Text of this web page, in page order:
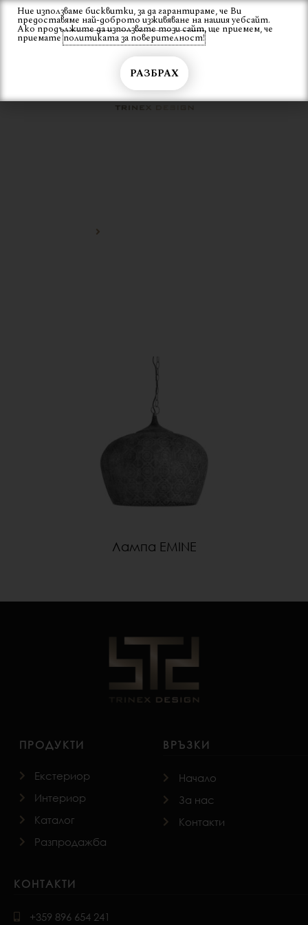
Skip
content
Вход
Лампа EMINE
ПРОДУКТИ
Екстериор
Интериор
Каталог
Разпродажба
ВРЪЗКИ
Начало
За нас
Контакти
КОНТАКТИ
+359 896 654 241
Ние използваме бисквитки, за да гарантираме, че Ви
предоставяме най-доброто изживяване на нашия уебсайт.
Ако продължите да използвате този сайт, ще приемем, че
приематеполитиката за поверителност!
РАЗБРАХ